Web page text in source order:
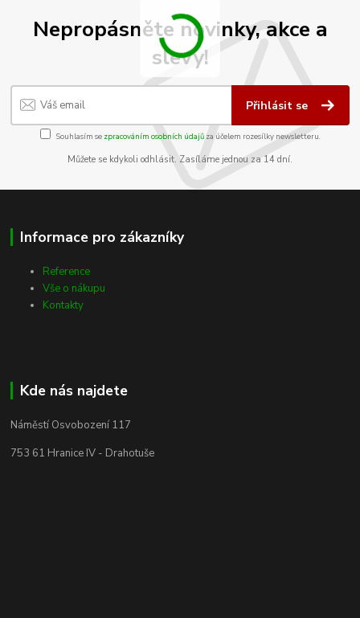
Nepropásněte novinky, akce a
slevy!
Přihlásit se
Souhlasím se zpracováním osobních údajůza účelem rozesílky newsletteru.
Můžete se kdykoli odhlásit. Zasíláme jednou za 14 dní.
Informace pro zákazníky
Reference
Vše o nákupu
Kontakty
Kde nás najdete
Náměstí Osvobození 117
753 61 Hranice IV - Drahotuše